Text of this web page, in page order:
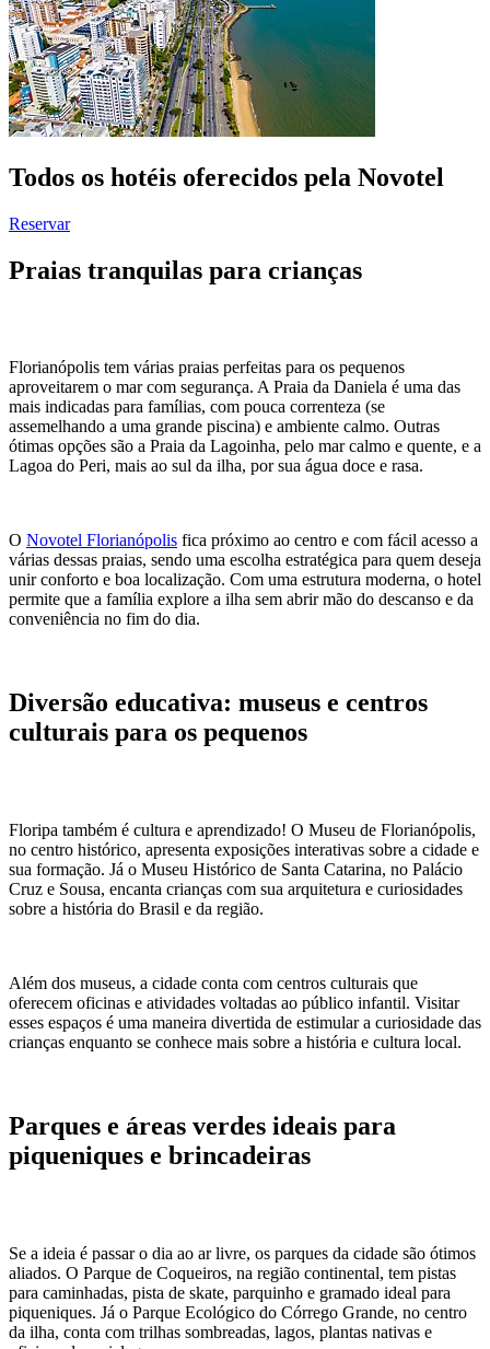
Todos os hotéis oferecidos pela Novotel
Reservar
Praias tranquilas para crianças
Florianópolis tem várias praias perfeitas para os pequenos
aproveitarem o mar com segurança. A Praia da Daniela é uma das
mais indicadas para famílias, com pouca correnteza (se
assemelhando a uma grande piscina) e ambiente calmo. Outras
ótimas opções são a Praia da Lagoinha, pelo mar calmo e quente, e a
Lagoa do Peri, mais ao sul da ilha, por sua água doce e rasa.
O Novotel Florianópolis fica próximo ao centro e com fácil acesso a
várias dessas praias, sendo uma escolha estratégica para quem deseja
unir conforto e boa localização. Com uma estrutura moderna, o hotel
permite que a família explore a ilha sem abrir mão do descanso e da
conveniência no fim do dia.
Diversão educativa: museus e centros
culturais para os pequenos
Floripa também é cultura e aprendizado! O Museu de Florianópolis,
no centro histórico, apresenta exposições interativas sobre a cidade e
sua formação. Já o Museu Histórico de Santa Catarina, no Palácio
Cruz e Sousa, encanta crianças com sua arquitetura e curiosidades
sobre a história do Brasil e da região.
Além dos museus, a cidade conta com centros culturais que
oferecem oficinas e atividades voltadas ao público infantil. Visitar
esses espaços é uma maneira divertida de estimular a curiosidade das
crianças enquanto se conhece mais sobre a história e cultura local.
Parques e áreas verdes ideais para
piqueniques e brincadeiras
Se a ideia é passar o dia ao ar livre, os parques da cidade são ótimos
aliados. O Parque de Coqueiros, na região continental, tem pistas
para caminhadas, pista de skate, parquinho e gramado ideal para
piqueniques. Já o Parque Ecológico do Córrego Grande, no centro
da ilha, conta com trilhas sombreadas, lagos, plantas nativas e